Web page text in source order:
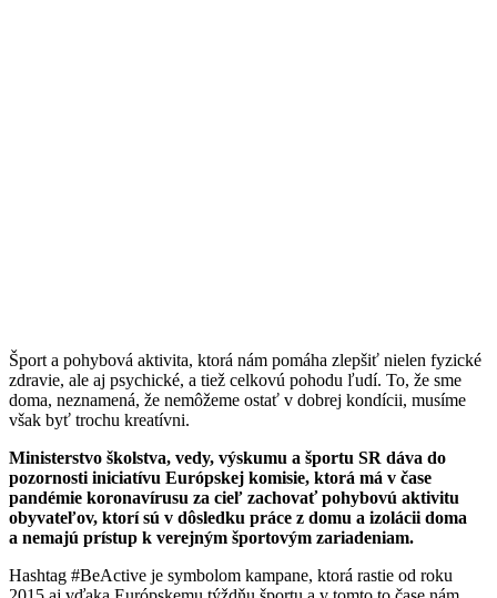
Šport a pohybová aktivita, ktorá nám pomáha zlepšiť nielen fyzické
zdravie, ale aj psychické, a tiež celkovú pohodu ľudí. To, že sme
doma, neznamená, že nemôžeme ostať v dobrej kondícii, musíme
však byť trochu kreatívni.
Ministerstvo školstva, vedy, výskumu a športu SR dáva do
pozornosti iniciatívu Európskej komisie, ktorá má v čase
pandémie koronavírusu za cieľ zachovať pohybovú aktivitu
obyvateľov, ktorí sú v dôsledku práce z domu a izolácii doma
a nemajú prístup k verejným športovým zariadeniam.
Hashtag #BeActive je symbolom kampane, ktorá rastie od roku